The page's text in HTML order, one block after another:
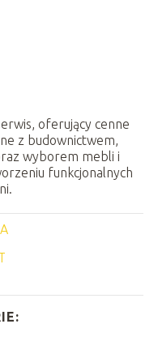
oferujący cenne
z budownictwem,
wyborem mebli i
funkcjonalnych